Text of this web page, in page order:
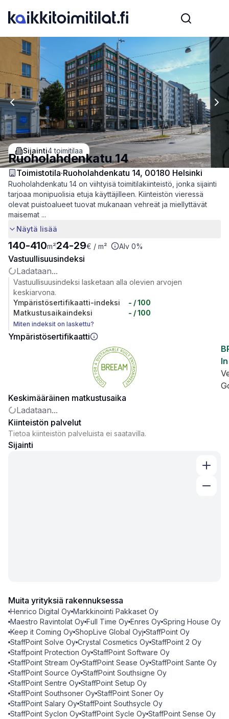
Previous slide
Sijainti4toimitilaa
Ruoholahdenkatu 14
Toimistotila·Ruoholahdenkatu 14, 00180 Helsinki
Ruoholahdenkatu 14 on viihtyisä toimitilakiinteistö, jonka sijainti
tarjoaa monipuolisia etuja käyttäjilleen. Kiinteistön vieressä
olevat puistoalueet tuovat mukanaan vehreät ja miellyttävät
maisemat ...
Näytä lisää
140-410m²24-29€ / m² Alv 0%
Vastuullisuusindeksi
Ladataan...
Vastuullisuusindeksi lasketaan alla olevien arvojen
keskiarvona.
Ympäristösertifikaatti-indeksi
- / 100
Matkustusaikaindeksi
- / 100
Miten indeksit on laskettu?
Ympäristösertifikaatti
Keskimääräinen matkustusaika
Ladataan...
Kiinteistön palvelut
Tietoa kiinteistön palveluista ei saatavilla.
Sijainti
Muita yrityksiä rakennuksessa
Henrico Digital Oy Markkinointi Pakkaset Oy
Maestro Ravintolat Oy Full Time Oy Enres Oy Spring House Oy
Keep it Coming Oy ShopLive Global Oyj StaffPoint Oy
StaffPoint Solve Oy Crystal Cosmetics Oy StaffPoint 2 Oy
Staffpoint Protection Oy StaffPoint Software Oy
StaffPoint Stream Oy StaffPoint Sease Oy StaffPoint Sante Oy
StaffPoint Source Oy StaffPoint Southsigne Oy
StaffPoint Sentre Oy StaffPoint Setup Oy
StaffPoint Southsoner Oy StaffPoint Soner Oy
StaffPoint Salary Oy StaffPoint Southsycle Oy
StaffPoint Syclon Oy StaffPoint Sycle Oy StaffPoint Sense Oy